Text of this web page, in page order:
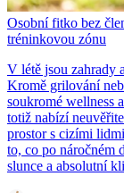
Osobní fitko bez
tréninkovou zónu
V létě jsou zahrady
Kromě grilování
soukromé wellness
totiž nabízí
prostor s cizími
to, co po náročném
slunce a absolutní